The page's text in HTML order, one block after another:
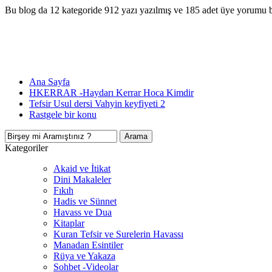
Bu blog da 12 kategoride 912 yazı yazılmış ve 185 adet üye yorumu
Ana Sayfa
HKERRAR -Haydarı Kerrar Hoca Kimdir
Tefsir Usul dersi Vahyin keyfiyeti 2
Rastgele bir konu
Kategoriler
Akaid ve İtikat
Dini Makaleler
Fıkıh
Hadis ve Sünnet
Havass ve Dua
Kitaplar
Kuran Tefsir ve Surelerin Havassı
Manadan Esintiler
Rüya ve Yakaza
Sohbet -Videolar